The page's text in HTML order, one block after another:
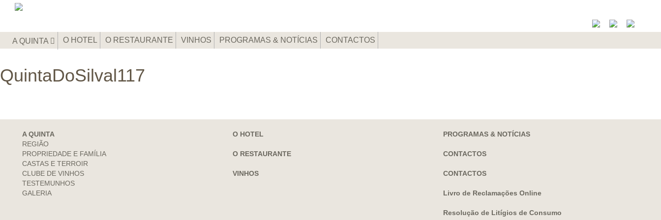
A QUINTA O HOTEL O RESTAURANTE VINHOS PROGRAMAS & NOTÍCIAS CONTACTOS
QuintaDoSilval117
A QUINTA
REGIÃO
PROPRIEDADE E FAMÍLIA
CASTAS E TERROIR
CLUBE DE VINHOS
TESTEMUNHOS
GALERIA
O HOTEL
O RESTAURANTE
VINHOS
PROGRAMAS & NOTÍCIAS
CONTACTOS
CONTACTOS
Livro de Reclamações Online
Resolução de Litígios de Consumo